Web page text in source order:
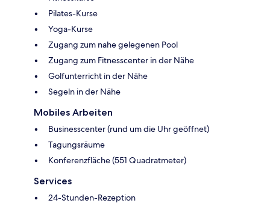
Pilates-Kurse
Yoga-Kurse
Zugang zum nahe gelegenen Pool
Zugang zum Fitnesscenter in der Nähe
Golfunterricht in der Nähe
Segeln in der Nähe
Mobiles Arbeiten
Businesscenter (rund um die Uhr geöffnet)
Tagungsräume
Konferenzfläche (551 Quadratmeter)
Services
24-Stunden-Rezeption